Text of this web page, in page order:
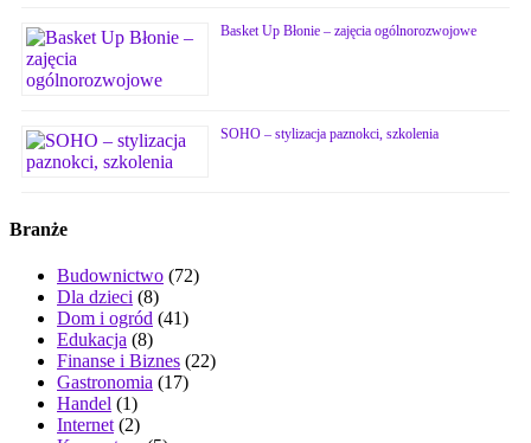
Basket Up Błonie – zajęcia ogólnorozwojowe
SOHO – stylizacja paznokci, szkolenia
Branże
Budownictwo (72)
Dla dzieci (8)
Dom i ogród (41)
Edukacja (8)
Finanse i Biznes (22)
Gastronomia (17)
Handel (1)
Internet (2)